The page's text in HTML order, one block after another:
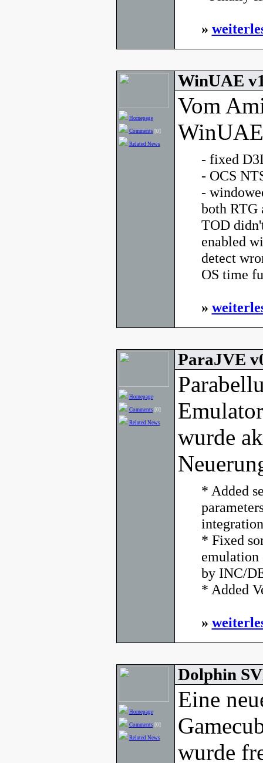
»
Homepage
Comments [0]
Related News
WinUAE
Vom
- fixed
- OCS
-
both RTG
TOD
enabled
detect
OS time
»
Homepage
Comments [0]
Related News
ParaJVE
wurde
* Added
* Fixed
by INC/
* Added
»
Homepage
Comments [0]
Related News
Dolphin
Eine
wurde